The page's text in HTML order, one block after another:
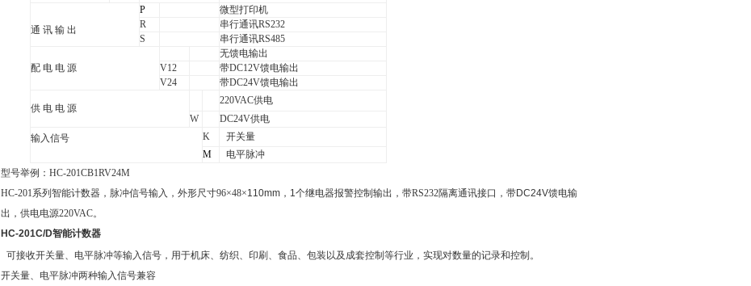
通 讯 输 出
P
微型打印机
R
串行通讯RS232
S
串行通讯RS485
配 电 电 源
无馈电输出
V12
带DC12V馈电输出
V24
带DC24V馈电输出
供 电 电 源
220VAC供电
W
DC24V供电
输入信号
K
开关量
M
电平脉冲
型号举例：HC-201CB1RV24M
HC-201系列智能计数器，脉冲信号输入，外形尺寸96×48×110mm， 1个继电器报警控制输出， 带RS232隔离通讯接口， 带DC24V馈电输
出，供电电源220VAC。
HC-201C/D智能计数器
可接收开关量、电平脉冲等输入信号，用于机床、纺织、印刷、食品、包装以及成套控制等行业，实现对数量的记录和控制。
开关量、电平脉冲两种输入信号兼容